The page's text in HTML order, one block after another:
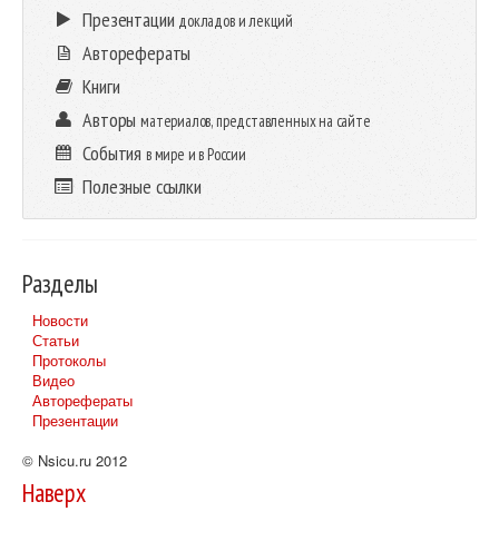
Презентации докладов и лекций
Авторефераты
Книги
Авторыматериалов, представленных на сайте
События в мире и в России
Полезные ссылки
Разделы
Новости
Статьи
Протоколы
Видео
Авторефераты
Презентации
© Nsicu.ru 2012
Наверх